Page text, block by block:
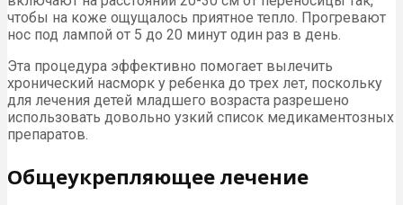
чтобы на коже ощущалось приятное тепло. Прогревают
нос под лампой от 5 до 20 минут один раз в день.
Эта процедура эффективно помогает вылечить
хронический насморк у ребенка до трех лет, поскольку
для лечения детей младшего возраста разрешено
использовать довольно узкий список медикаментозных
препаратов.
Общеукрепляющее лечение